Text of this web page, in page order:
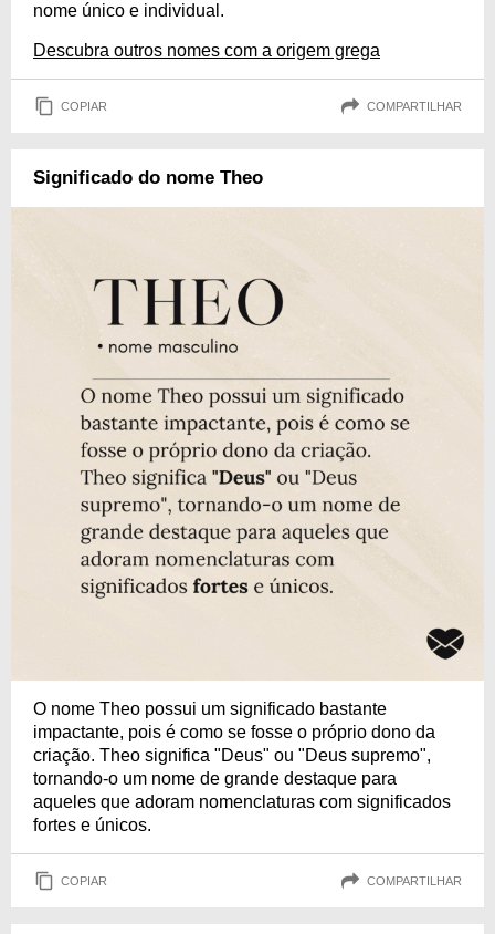
nome único e individual.
Descubra outros nomes com a origem grega
COPIAR COMPARTILHAR
Significado do nome Theo
O nome Theo possui um significado bastante
impactante, pois é como se fosse o próprio dono da
criação. Theo significa "Deus" ou "Deus supremo",
tornando-o um nome de grande destaque para
aqueles que adoram nomenclaturas com significados
fortes e únicos.
COPIAR COMPARTILHAR